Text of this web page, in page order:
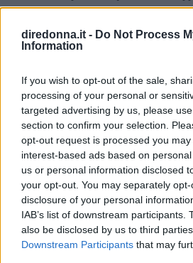
diredonna.it - Do Not Process
Information
If you wish to opt-out of the sale,
processing of your personal or
targeted advertising by us, please
section to confirm your selection.
opt-out request is processed you
interest-based ads based on
us or personal information disclosed
your opt-out. You may separately
disclosure of your personal
IAB’s list of downstream participants.
also be disclosed by us to third
Downstream Participants that may
Kelly.